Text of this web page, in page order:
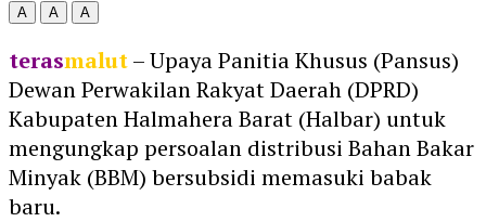
A A A
terasmalut– Upaya Panitia Khusus (Pansus)
Dewan Perwakilan Rakyat Daerah (DPRD)
Kabupaten Halmahera Barat (Halbar) untuk
mengungkap persoalan distribusi Bahan Bakar
Minyak (BBM) bersubsidi memasuki babak
baru.